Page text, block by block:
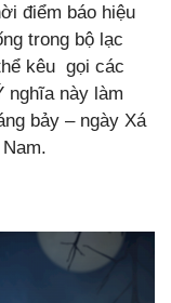
điểm báo hiệu
trong bộ lạc
kêu gọi các
nghĩa này làm
bảy – ngày Xá